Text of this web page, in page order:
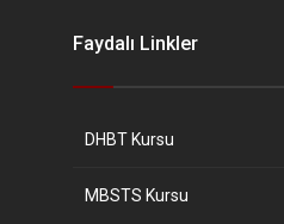
Faydalı Linkler
DHBT Kursu
MBSTS Kursu